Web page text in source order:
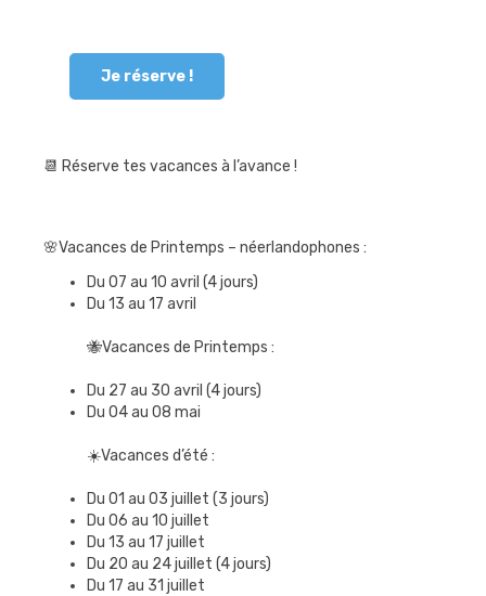
Je réserve !
📆 Réserve tes vacances à l’avance !
🌸Vacances de Printemps – néerlandophones :
Du 07 au 10 avril (4 jours)
Du 13 au 17 avril
🐝Vacances de Printemps :
Du 27 au 30 avril (4 jours)
Du 04 au 08 mai
☀️Vacances d’été :
Du 01 au 03 juillet (3 jours)
Du 06 au 10 juillet
Du 13 au 17 juillet
Du 20 au 24 juillet (4 jours)
Du 17 au 31 juillet